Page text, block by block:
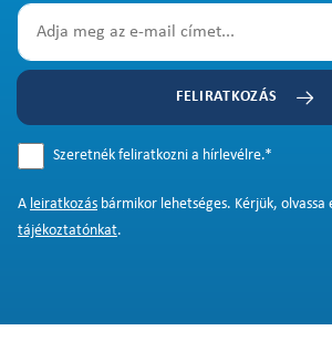
FELIRATKOZÁS
Szeretnék feliratkozni a hírlevélre.*
A leiratkozás bármikor lehetséges. Kérjük, olvassa
tájékoztatónkat.